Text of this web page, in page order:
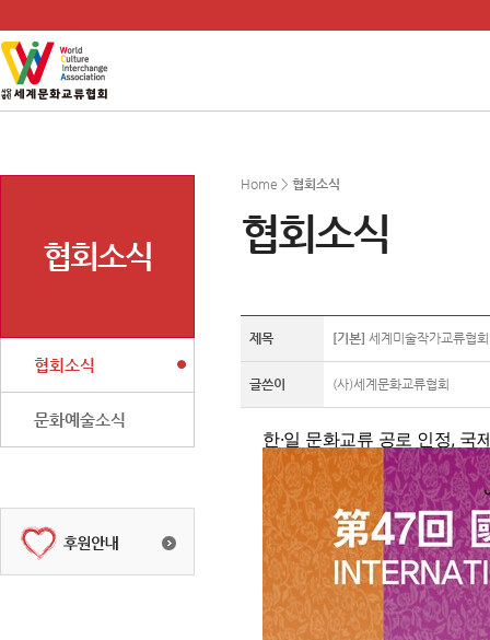
협회소식
협회소식
문화예술소식
Home > 협회소식
협회소식
제목 [기본] 세계미술작가교류협
글쓴이 (사)세계문화교류협회
한·일 문화교류 공로 인정, 국